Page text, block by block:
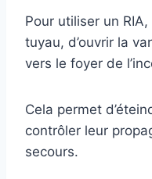
Pour utiliser un
tuyau, d’ouvrir la
vers le foyer de
Cela permet
contrôler leur
secours.